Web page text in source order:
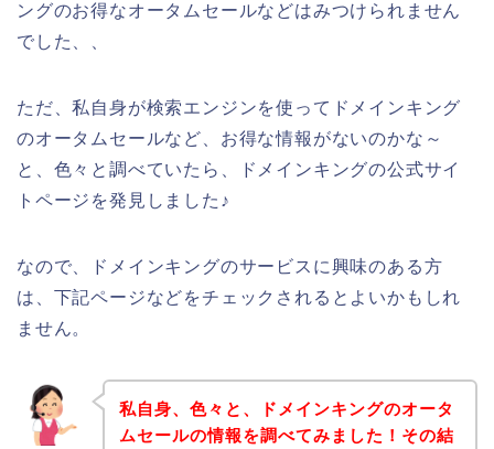
ングのお得なオータムセールなどはみつけられません
でした、、
ただ、私自身が検索エンジンを使ってドメインキング
のオータムセールなど、お得な情報がないのかな～
と、色々と調べていたら、ドメインキングの公式サイ
トページを発見しました♪
なので、ドメインキングのサービスに興味のある方
は、下記ページなどをチェックされるとよいかもしれ
ません。
私自身、色々と、ドメインキングのオータ
ムセールの情報を調べてみました！その結